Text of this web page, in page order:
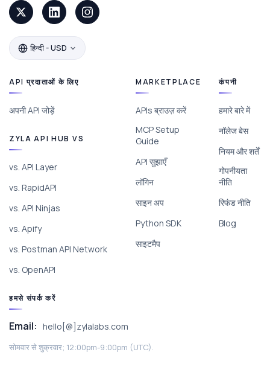
हिन्दी - USD
API प्रदाताओं के लिए
अपनी API जोड़ें
ZYLA API HUB VS
vs. API Layer
vs. RapidAPI
vs. API Ninjas
vs. Apify
vs. Postman API Network
vs. OpenAPI
MARKETPLACE
APIs ब्राउज़ करें
MCP Setup
Guide
API सुझाएँ
लॉगिन
साइन अप
Python SDK
साइटमैप
कंपनी
हमारे बारे में
नॉलेज बेस
नियम और शर्तें
गोपनीयता
नीति
रिफंड नीति
Blog
हमसे संपर्क करें
Email: hello[@]zylalabs.com
सोमवार से शुक्रवार; 12:00pm-9:00pm (UTC).